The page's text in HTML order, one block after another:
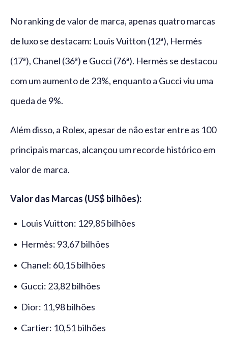
No ranking de valor de marca, apenas quatro marcas
de luxo se destacam: Louis Vuitton (12ª), Hermès
(17ª), Chanel (36ª) e Gucci (76ª). Hermès se destacou
com um aumento de 23%, enquanto a Gucci viu uma
queda de 9%.
Além disso, a Rolex, apesar de não estar entre as 100
principais marcas, alcançou um recorde histórico em
valor de marca.
Valor das Marcas (US$ bilhões):
Louis Vuitton: 129,85 bilhões
Hermès: 93,67 bilhões
Chanel: 60,15 bilhões
Gucci: 23,82 bilhões
Dior: 11,98 bilhões
Cartier: 10,51 bilhões